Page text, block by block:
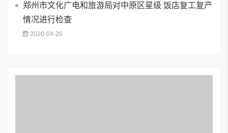
郑州市文化广电和旅游局对中原区星级 饭店复工复产
情况进行检查
2020-04-20